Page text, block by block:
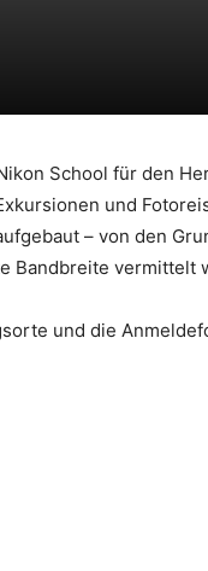
School für den
und
– von den
Bandbreite vermittelt
und die